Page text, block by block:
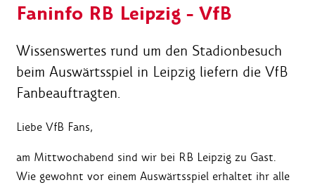
Faninfo RB Leipzig - VfB
Wissenswertes rund um den Stadionbesuch
beim Auswärtsspiel in Leipzig liefern die VfB
Fanbeauftragten.
Liebe VfB Fans,
am Mittwochabend sind wir bei RB Leipzig zu Gast.
Wie gewohnt vor einem Auswärtsspiel erhaltet ihr alle